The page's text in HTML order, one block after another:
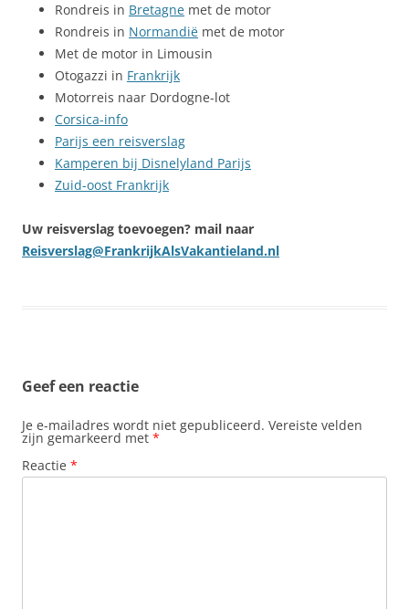
Rondreis in Bretagne met de motor
Rondreis in Normandië met de motor
Met de motor in Limousin
Otogazzi in Frankrijk
Motorreis naar Dordogne-lot
Corsica-info
Parijs een reisverslag
Kamperen bij Disnelyland Parijs
Zuid-oost Frankrijk
Uw reisverslag toevoegen? mail naar
Reisverslag@FrankrijkAlsVakantieland.nl
Geef een reactie
Je e-mailadres wordt niet gepubliceerd. Vereiste velden
zijn gemarkeerd met *
Reactie *